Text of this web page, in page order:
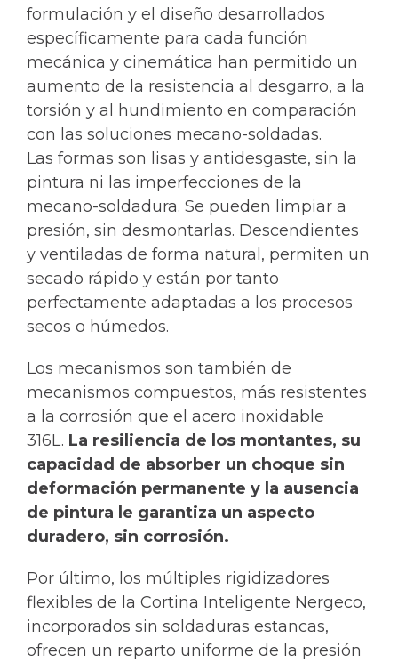
formulación y el diseño desarrollados
específicamente para cada función
mecánica y cinemática han permitido un
aumento de la resistencia al desgarro, a la
torsión y al hundimiento en comparación
con las soluciones mecano-soldadas.
Las formas son lisas y antidesgaste, sin la
pintura ni las imperfecciones de la
mecano-soldadura. Se pueden limpiar a
presión, sin desmontarlas. Descendientes
y ventiladas de forma natural, permiten un
secado rápido y están por tanto
perfectamente adaptadas a los procesos
secos o húmedos.
Los mecanismos son también de
mecanismos compuestos, más resistentes
a la corrosión que el acero inoxidable
316L. La resiliencia de los montantes, su
capacidad de absorber un choque sin
deformación permanente y la ausencia
de pintura le garantiza un aspecto
duradero, sin corrosión.
Por último, los múltiples rigidizadores
flexibles de la Cortina Inteligente Nergeco,
incorporados sin soldaduras estancas,
ofrecen un reparto uniforme de la presión